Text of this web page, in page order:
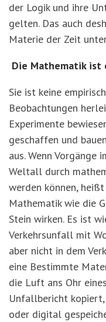
der Logik und ihre
gelten. Das auch
Materie der Zeit
Die Mathematik ist
Sie ist keine
Beobachtungen
Experimente
geschaffen und
aus. Wenn Vorgänge
Weltall durch
werden können,
Mathematik wie die
Stein wirken. Es ist
Verkehrsunfall mit
aber nicht in dem
eine Bestimmte
die Luft ans Ohr
Unfallbericht
oder digital